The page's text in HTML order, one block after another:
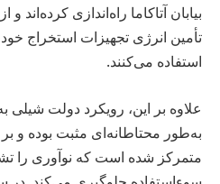
بیابان آتاکاما راه‌اندازی کرده‌اند
تأمین انرژی تجهیزات استخراج خود
استفاده می‌کنند.
علاوه بر این، رویکرد دولت شیلی
به‌طور محتاطانه‌ای مثبت بوده و
متمرکز شده است که نوآوری را